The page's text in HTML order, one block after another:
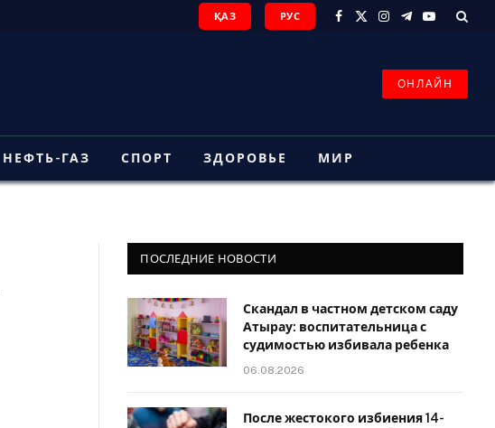
ҚАЗ РУС
Facebook
X
Instagram
Telegram
YouTube
ОНЛАЙН
НЕФТЬ-ГАЗ СПОРТ ЗДОРОВЬЕ МИР
ПОСЛЕДНИЕ НОВОСТИ
Скандал в частном детском саду
Атырау: воспитательница с
судимостью избивала ребенка
06.08.2026
После жестокого избиения 14-